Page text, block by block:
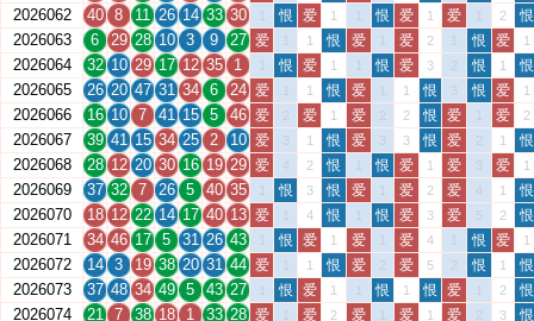
2026062 40 8 11 26 14 33 30 1 恨 爱 1 1 恨 爱 1 爱 1 2 恨
2026063 6 29 28 10 3 9 27 爱 1 1 恨 爱 1 爱 2 1 恨 爱 1
2026064 32 10 29 17 12 35 1 1 恨 爱 1 1 恨 爱 3 2 恨 1 恨
2026065 26 20 47 31 34 6 24 爱 1 1 恨 爱 1 1 恨 3 恨 爱 1
2026066 16 10 7 41 15 5 46 爱 2 爱 1 爱 2 2 恨 爱 1 爱 2
2026067 39 41 15 34 25 2 10 爱 3 1 恨 爱 3 3 恨 爱 2 1 恨
2026068 28 12 20 30 16 19 29 爱 4 2 恨 1 恨 爱 1 爱 3 爱 1
2026069 37 32 7 26 5 40 35 1 恨 3 恨 爱 1 爱 2 爱 4 1 恨
2026070 18 12 22 14 17 40 13 爱 1 4 恨 1 恨 爱 3 爱 5 2 恨
2026071 34 46 17 5 31 26 43 1 恨 爱 1 爱 1 爱 4 1 恨 爱 1
2026072 14 3 19 38 20 31 44 爱 1 1 恨 爱 2 爱 5 2 恨 1 恨
2026073 37 48 34 49 5 43 27 1 恨 爱 1 1 恨 1 恨 爱 1 2 恨
2026074 21 7 38 18 1 33 28 爱 1 爱 2 爱 1 爱 1 爱 2 3 恨